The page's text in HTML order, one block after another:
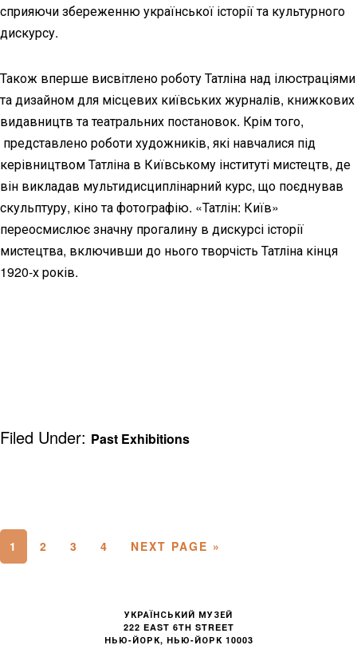
сприяючи збереженню української історії та культурного
дискурсу.
Також вперше висвітлено роботу Татліна над ілюстраціями
та дизайном для місцевих київських журналів, книжкових
видавництв та театральних постановок. Крім того,
представлено роботи художників, які навчалися під
керівництвом Татліна в Київському інституті мистецтв, де
він викладав мультидисциплінарний курс, що поєднував
скульптуру, кіно та фотографію. «Татлін: Київ»
переосмислює значну прогалину в дискурсі історії
мистецтва, включивши до нього творчість Татліна кінця
1920-х років.
Filed Under: Past Exhibitions
PAGE
1 PAGE
2 PAGE
3 PAGE
4
GO
NEXT PAGE »
УКРАЇНСЬКИЙ МУЗЕЙ
222 EAST 6TH STREET
НЬЮ-ЙОРК, НЬЮ-ЙОРК 10003